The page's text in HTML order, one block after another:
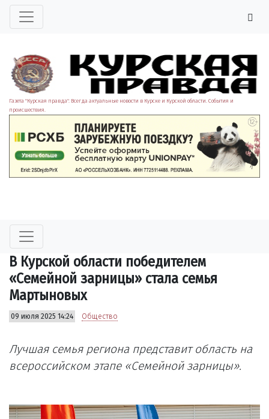
Газета "Курская правда". Всегда актуальные новости в Курске и Курской области. События и
происшествия.
В Курской области победителем
«Семейной зарницы» стала семья
Мартыновых
09 июля 2025 14:24 Общество
Лучшая семья региона представит область на
всероссийском этапе «Семейной зарницы».